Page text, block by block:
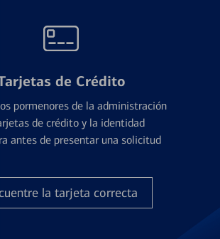
de Crédito
pormenores de la administración
de crédito y la identidad
antes de presentar una solicitud
la tarjeta correcta